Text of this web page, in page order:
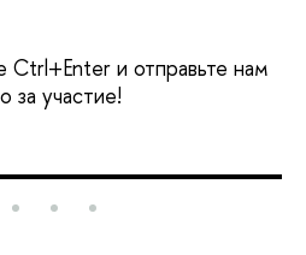
и отправьте нам
за участие!